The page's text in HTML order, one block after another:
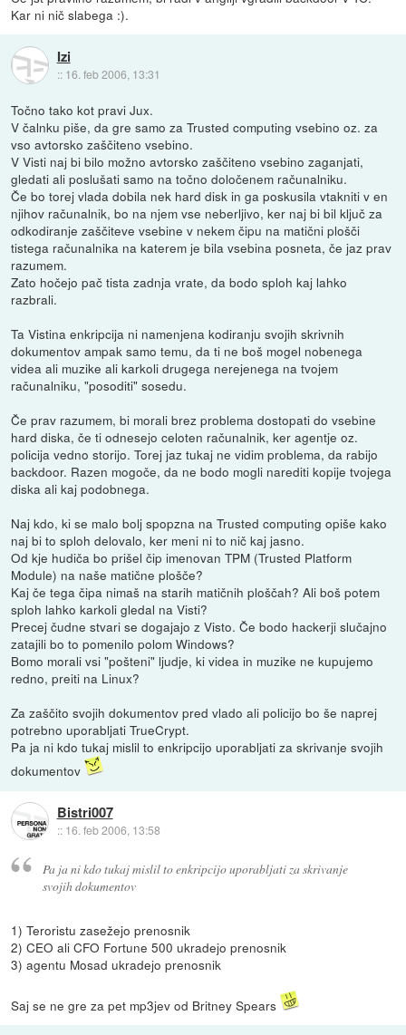
Kar ni nič slabega :).
Izi
:: 16. feb 2006, 13:31
Točno tako kot pravi Jux.
V čalnku piše, da gre samo za Trusted computing vsebino oz. za
vso avtorsko zaščiteno vsebino.
V Visti naj bi bilo možno avtorsko zaščiteno vsebino zaganjati,
gledati ali poslušati samo na točno določenem računalniku.
Če bo torej vlada dobila nek hard disk in ga poskusila vtakniti v en
njihov računalnik, bo na njem vse neberljivo, ker naj bi bil ključ za
odkodiranje zaščiteve vsebine v nekem čipu na matični plošči
tistega računalnika na katerem je bila vsebina posneta, če jaz prav
razumem.
Zato hočejo pač tista zadnja vrate, da bodo sploh kaj lahko
razbrali.
Ta Vistina enkripcija ni namenjena kodiranju svojih skrivnih
dokumentov ampak samo temu, da ti ne boš mogel nobenega
videa ali muzike ali karkoli drugega nerejenega na tvojem
računalniku, "posoditi" sosedu.
Če prav razumem, bi morali brez problema dostopati do vsebine
hard diska, če ti odnesejo celoten računalnik, ker agentje oz.
policija vedno storijo. Torej jaz tukaj ne vidim problema, da rabijo
backdoor. Razen mogoče, da ne bodo mogli narediti kopije tvojega
diska ali kaj podobnega.
Naj kdo, ki se malo bolj spopzna na Trusted computing opiše kako
naj bi to sploh delovalo, ker meni ni to nič kaj jasno.
Od kje hudiča bo prišel čip imenovan TPM (Trusted Platform
Module) na naše matične plošče?
Kaj če tega čipa nimaš na starih matičnih ploščah? Ali boš potem
sploh lahko karkoli gledal na Visti?
Precej čudne stvari se dogajajo z Visto. Če bodo hackerji slučajno
zatajili bo to pomenilo polom Windows?
Bomo morali vsi "pošteni" ljudje, ki videa in muzike ne kupujemo
redno, preiti na Linux?
Za zaščito svojih dokumentov pred vlado ali policijo bo še naprej
potrebno uporabljati TrueCrypt.
Pa ja ni kdo tukaj mislil to enkripcijo uporabljati za skrivanje svojih
dokumentov
Bistri007
:: 16. feb 2006, 13:58
Pa ja ni kdo tukaj mislil to enkripcijo uporabljati za skrivanje
svojih dokumentov
1) Teroristu zasežejo prenosnik
2) CEO ali CFO Fortune 500 ukradejo prenosnik
3) agentu Mosad ukradejo prenosnik
Saj se ne gre za pet mp3jev od Britney Spears